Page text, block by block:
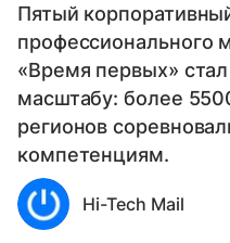
Пятый
профессионального
«Время первых»
масштабу: более
регионов
компетенциям.
Hi-Tech Mail